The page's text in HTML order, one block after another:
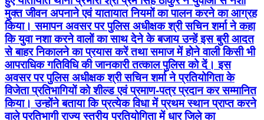
मुक्त जीवन अपनाने एवं यातायात नियमों का पालन करने का आग्रह
किया। समापन अवसर पर पुलिस अधीक्षक श्री सचिन शर्मा ने कहा
कि युवा नशा करने वालों का साथ देने के बजाय उन्हें इस बुरी आदत
से बाहर निकालने का प्रयास करें तथा समाज में होने वाली किसी भी
आपराधिक गतिविधि की जानकारी तत्काल पुलिस को दें। इस
अवसर पर पुलिस अधीक्षक श्री सचिन शर्मा ने प्रतियोगिता के
विजेता प्रतिभागियों को शील्ड एवं प्रमाण-पत्र प्रदान कर सम्मानित
किया। उन्होंने बताया कि प्रत्येक विधा में प्रथम स्थान प्राप्त करने
वाले प्रतिभागी राज्य स्तरीय प्रतियोगिता में धार जिले का